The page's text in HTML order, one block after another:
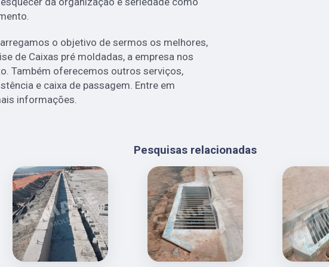
o objetivo de sermos os melhores,
de Caixas pré moldadas, a empresa nos
Também oferecemos outros serviços,
e caixa de passagem. Entre em
informações.
Pesquisas relacionadas